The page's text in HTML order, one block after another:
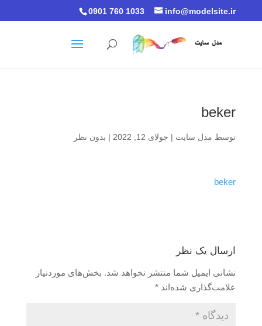
0901 760 1033 info@modelsite.ir
beker
توسط مدل سایت | جولای 12, 2022 | بدون نظر
beker
ارسال یک نظر
نشانی ایمیل شما منتشر نخواهد شد. بخش‌های موردنیاز
علامت‌گذاری شده‌اند *